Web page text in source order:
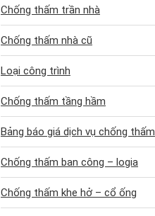
Chống thấm trần nhà
Chống thấm nhà cũ
Loại công trình
Chống thấm tầng hầm
Bảng báo giá dịch vụ chống thấm
Chống thấm ban công – logia
Chống thấm khe hở – cổ ống